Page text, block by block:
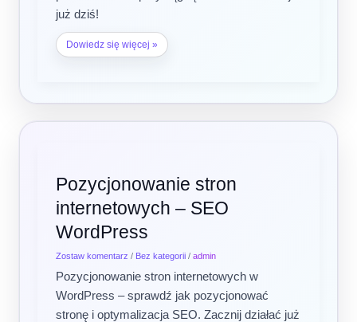
już dziś!
Dowiedz się więcej »
Pozycjonowanie stron
internetowych – SEO
WordPress
Zostaw komentarz / Bez kategorii/ admin
Pozycjonowanie stron internetowych w
WordPress – sprawdź jak pozycjonować
stronę i optymalizacja SEO. Zacznij działać już
Pozycjonowanie
stron
internetowych
SEO